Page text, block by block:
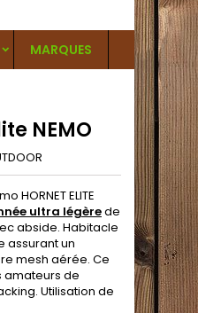
MARQUES
NEMO
HORNET ELITE
ultra légèrede
abside. Habitacle
assurant un
mesh aérée. Ce
amateurs de
Utilisation de